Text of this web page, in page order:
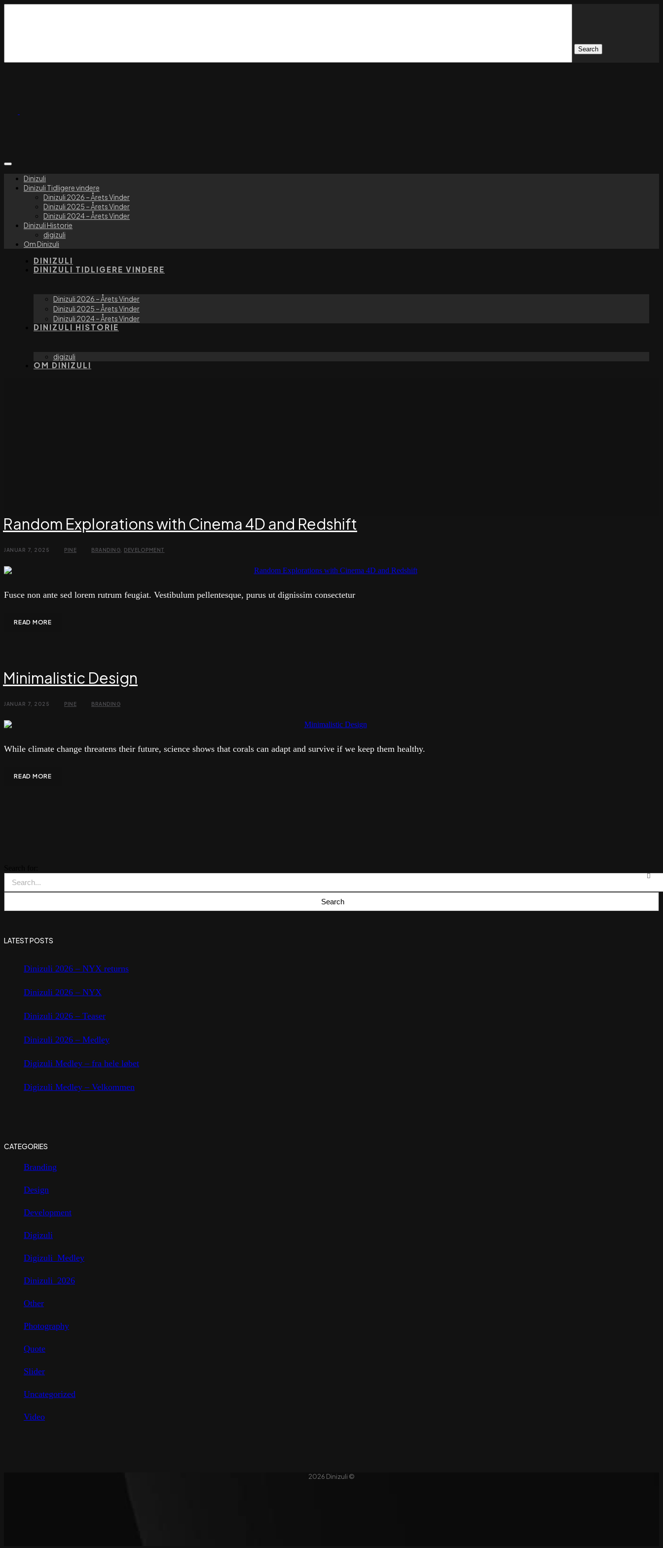
Dinizuli
Dinizuli Tidligere vindere
Dinizuli 2026 – Årets Vinder
Dinizuli 2025 – Årets Vinder
Dinizuli 2024 – Årets Vinder
Dinizuli Historie
digizuli
Om Dinizuli
DINIZULI
DINIZULI TIDLIGERE VINDERE
Dinizuli 2026 – Årets Vinder
Dinizuli 2025 – Årets Vinder
Dinizuli 2024 – Årets Vinder
DINIZULI HISTORIE
digizuli
OM DINIZULI
Random Explorations with Cinema 4D and Redshift
JANUAR 7, 2025 PINE BRANDING DEVELOPMENT
Fusce non ante sed lorem rutrum feugiat. Vestibulum pellentesque, purus ut dignissim consectetur
READ MORE
Minimalistic Design
JANUAR 7, 2025 PINE BRANDING
While climate change threatens their future, science shows that corals can adapt and survive if we keep them healthy.
READ MORE
LATEST POSTS
Dinizuli 2026 – NYX returns
Dinizuli 2026 – NYX
Dinizuli 2026 – Teaser
Dinizuli 2026 – Medley
Digizuli Medley – fra hele løbet
Digizuli Medley – Velkommen
CATEGORIES
Branding
Design
Development
Digizuli
Digizuli_Medley
Dinizuli_2026
Other
Photography
Quote
Slider
Uncategorized
Video
2026 Dinizuli ©